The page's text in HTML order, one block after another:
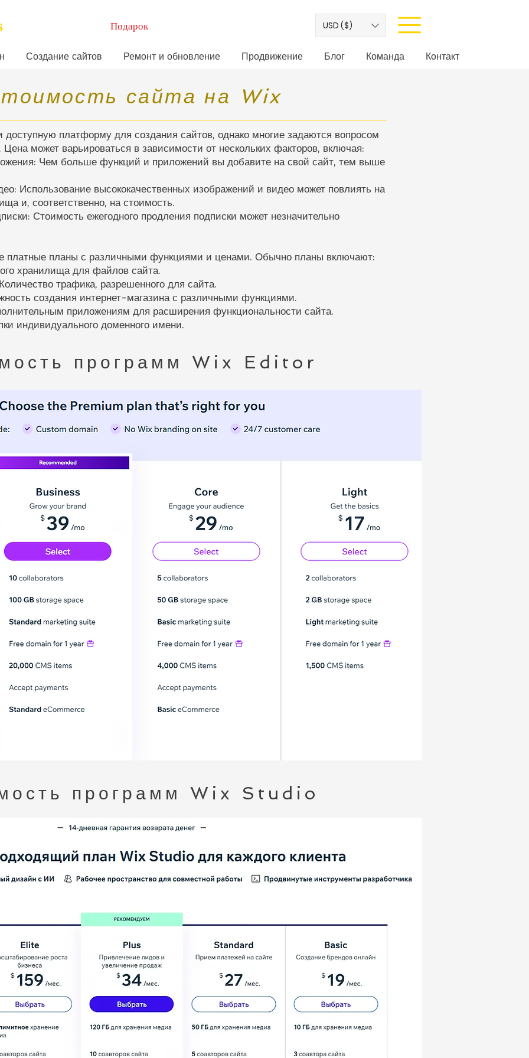
Подарок USD ($)
Создание сайтов Ремонт и обновление Продвижение Блог Команда Контакт
сайта на Wix
доступную платформу для создания сайтов, однако многие задаются вопросом
Цена может варьироваться в зависимости от нескольких факторов, включая:
Чем больше функций и приложений вы добавите на свой сайт, тем выше
Использование высококачественных изображений и видео может повлиять на
и, соответственно, на стоимость.
Стоимость ежегодного продления подписки может незначительно
платные планы с различными функциями и ценами. Обычно планы включают:
хранилища для файлов сайта.
трафика, разрешенного для сайта.
создания интернет-магазина с различными функциями.
приложениям для расширения функциональности сайта.
индивидуального доменного имени.
программ Wix Editor
программ Wix Studio